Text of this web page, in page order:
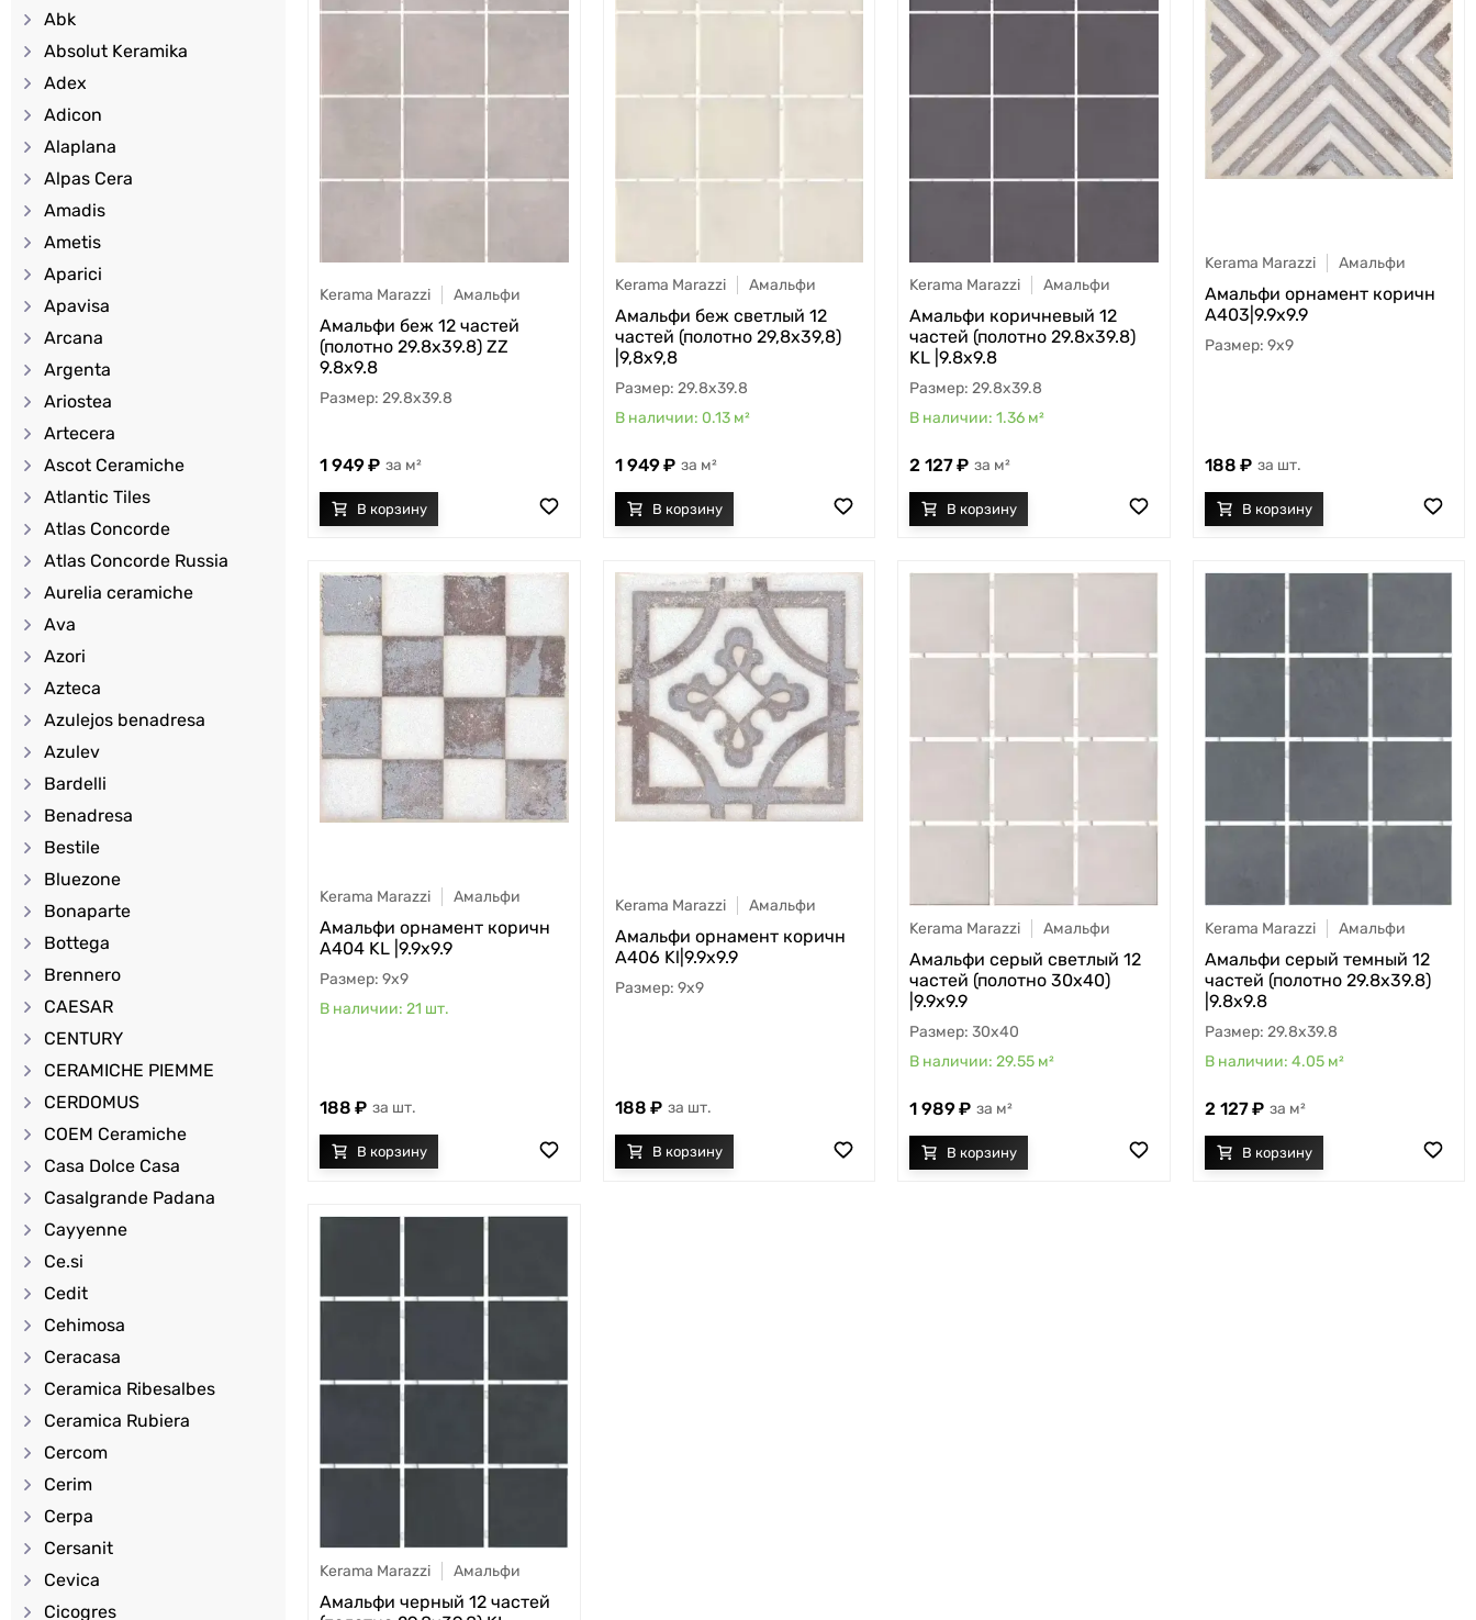
Abk
Absolut Keramika
Adex
Adicon
Alaplana
Alpas Cera
Amadis
Ametis
Aparici
Apavisa
Arcana
Argenta
Ariostea
Artecera
Ascot Ceramiche
Atlantic Tiles
Atlas Concorde
Atlas Concorde Russia
Aurelia ceramiche
Ava
Azori
Azteca
Azulejos benadresa
Azulev
Bardelli
Benadresa
Bestile
Bluezone
Bonaparte
Bottega
Brennero
CAESAR
CENTURY
CERAMICHE PIEMME
CERDOMUS
COEM Ceramiche
Casa Dolce Casa
Casalgrande Padana
Cayyenne
Ce.si
Cedit
Cehimosa
Ceracasa
Ceramica Ribesalbes
Ceramica Rubiera
Cercom
Cerim
Cerpa
Cersanit
Cevica
Cicogres
Kerama Marazzi Амальфи
Амальфи беж 12 частей
(полотно 29.8х39.8) ZZ
9.8х9.8
29.8x39.8
1 949 м²
Kerama Marazzi Амальфи
Амальфи беж светлый 12
частей (полотно 29,8х39,8)
|9,8х9,8
29.8x39.8
0.13 м²
1 949 м²
Kerama Marazzi Амальфи
Амальфи коричневый 12
частей (полотно 29.8х39.8)
KL |9.8х9.8
29.8x39.8
1.36 м²
2 127 м²
Kerama Marazzi Амальфи
Амальфи орнамент коричн
А403|9.9х9.9
9x9
188 шт.
Kerama Marazzi Амальфи
Амальфи орнамент коричн
А404 KL |9.9х9.9
9x9
21 шт.
188 шт.
Kerama Marazzi Амальфи
Амальфи орнамент коричн
А406 Kl|9.9х9.9
9x9
188 шт.
Kerama Marazzi Амальфи
Амальфи серый светлый 12
частей (полотно 30х40)
|9.9х9.9
30x40
29.55 м²
1 989 м²
Kerama Marazzi Амальфи
Амальфи серый темный 12
частей (полотно 29.8х39.8)
|9.8х9.8
29.8x39.8
4.05 м²
2 127 м²
Kerama Marazzi Амальфи
Амальфи черный 12 частей